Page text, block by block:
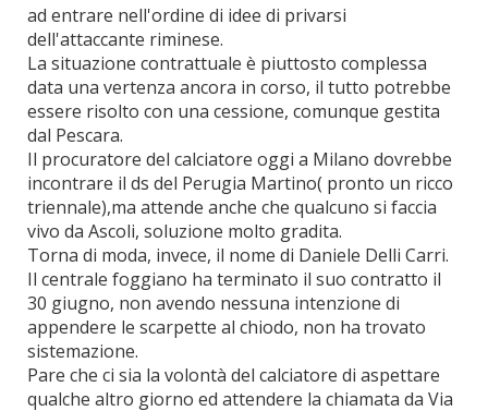
ad entrare nell'ordine di idee di privarsi
dell'attaccante riminese.
La situazione contrattuale è piuttosto complessa
data una vertenza ancora in corso, il tutto potrebbe
essere risolto con una cessione, comunque gestita
dal Pescara.
Il procuratore del calciatore oggi a Milano dovrebbe
incontrare il ds del Perugia Martino( pronto un ricco
triennale),ma attende anche che qualcuno si faccia
vivo da Ascoli, soluzione molto gradita.
Torna di moda, invece, il nome di Daniele Delli Carri.
Il centrale foggiano ha terminato il suo contratto il
30 giugno, non avendo nessuna intenzione di
appendere le scarpette al chiodo, non ha trovato
sistemazione.
Pare che ci sia la volontà del calciatore di aspettare
qualche altro giorno ed attendere la chiamata da Via